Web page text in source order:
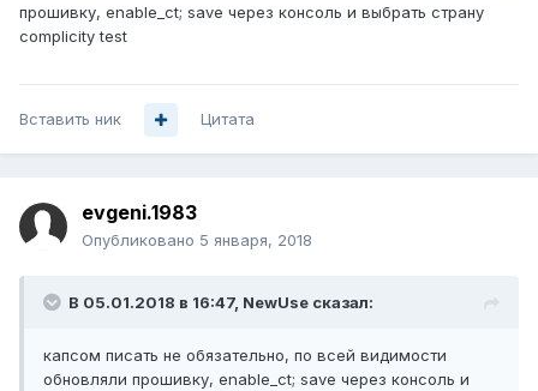
прошивку, enable_ct; save через консоль и выбрать страну
complicity test
Вставить ник Цитата
evgeni.1983
Опубликовано 5 января, 2018
В 05.01.2018 в 16:47, NewUse сказал:
капсом писать не обязательно, по всей видимости
обновляли прошивку, enable_ct; save через консоль и